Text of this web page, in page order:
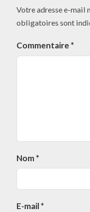
Votre adresse e-mail
obligatoires sont
Commentaire *
Nom*
E-mail*